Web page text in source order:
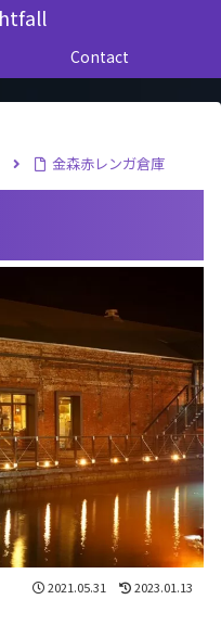
Contact
金森赤レンガ倉庫
2021.05.31 2023.01.13